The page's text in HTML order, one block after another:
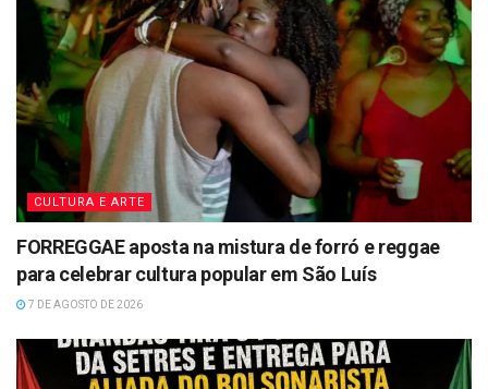
CULTURA E ARTE
FORREGGAE aposta na mistura de forró e reggae
para celebrar cultura popular em São Luís
7 DE AGOSTO DE 2026